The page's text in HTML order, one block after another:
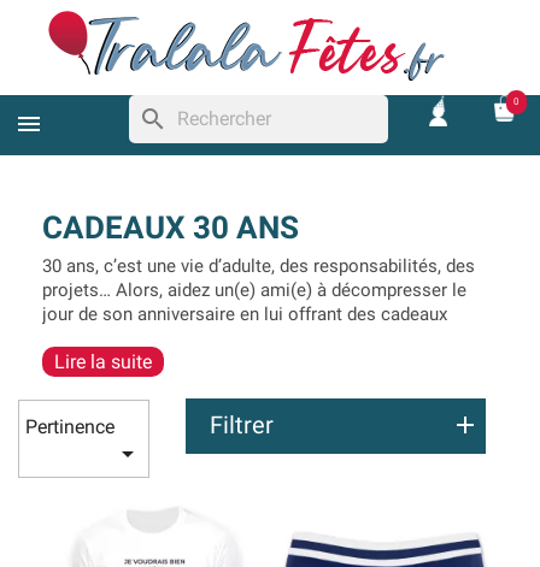
search
0
CADEAUX 30 ANS
30 ans, c’est une vie d’adulte, des responsabilités, des
projets… Alors, aidez un(e) ami(e) à décompresser le
jour de son anniversaire en lui offrant des cadeaux
avons regroupé sur notre site un large choix
30 ans, ou une inscription « Joyeux Anniversaire ».
Vous trouverez des idées de cadeaux 30 ans pour les
hommes et les femmes. Cela peut être un cadeau
amusant qui pourra parfaitement être utilisé dans la vie
de tous les jours. Mais aussi un accessoire
humoristique sur le thème des 30 qui ne sera pas
Lire la suite
Pertinence

Filtrer